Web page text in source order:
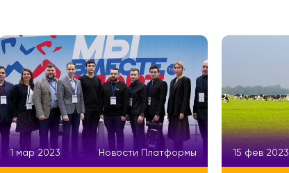
1 мар 2023 Новости Платформы 15 фев 2023